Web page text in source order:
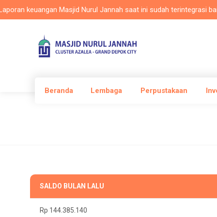
keuangan Masjid Nurul Jannah saat ini sudah terintegrasi
Beranda Lembaga Perpustakaan
SALDO BULAN LALU
Rp 144.385.140